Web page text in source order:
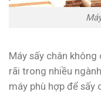
Máy sấy chân
rãi trong nhiều
máy phù hợp để sấy